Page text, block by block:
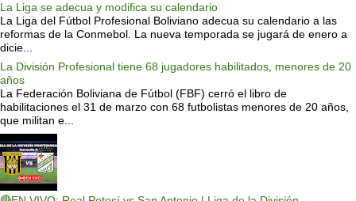
La Liga se adecua y modifica su calendario
La Liga del Fútbol Profesional Boliviano adecua su calendario a las
reformas de la Conmebol. La nueva temporada se jugará de enero a
dicie...
La División Profesional tiene 68 jugadores habilitados, menores de 20
años
La Federación Boliviana de Fútbol (FBF) cerró el libro de
habilitaciones el 31 de marzo con 68 futbolistas menores de 20 años,
que militan e...